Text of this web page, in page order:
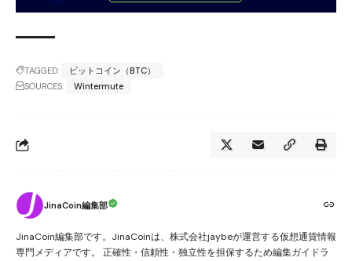
TAGGED:
ビットコイン（BTC）
SOURCES:
Wintermute
JinaCoin編集部
JinaCoin編集部です。JinaCoinは、株式会社jaybeが運営する仮想通貨情報
専門メディアです。 正確性・信頼性・独立性を担保するため編集ガイドラ